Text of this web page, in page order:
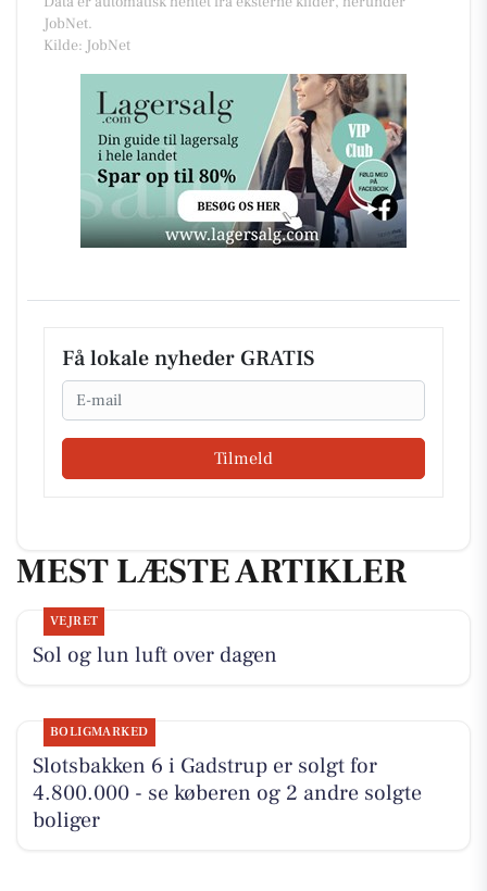
JobNet.
Kilde: JobNet
Få lokale nyheder GRATIS
Email
Tilmeld
MEST LÆSTE ARTIKLER
VEJRET
Sol og lun luft over dagen
BOLIGMARKED
Slotsbakken 6 i Gadstrup er solgt for
4.800.000 - se køberen og 2 andre solgte
boliger